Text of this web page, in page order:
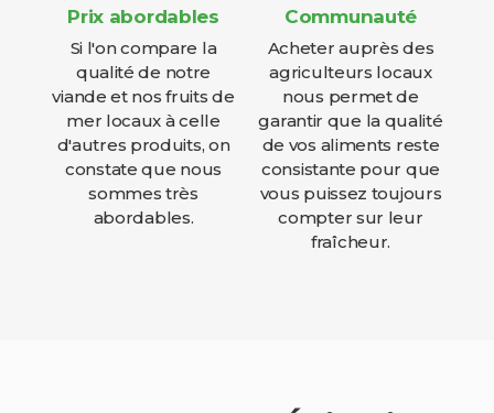
Prix abordables
Si l'on compare la
qualité de notre
viande et nos fruits de
mer locaux à celle
d'autres produits, on
constate que nous
sommes très
abordables.
Communauté
Acheter auprès des
agriculteurs locaux
nous permet de
garantir que la qualité
de vos aliments reste
consistante pour que
vous puissez toujours
compter sur leur
fraîcheur.